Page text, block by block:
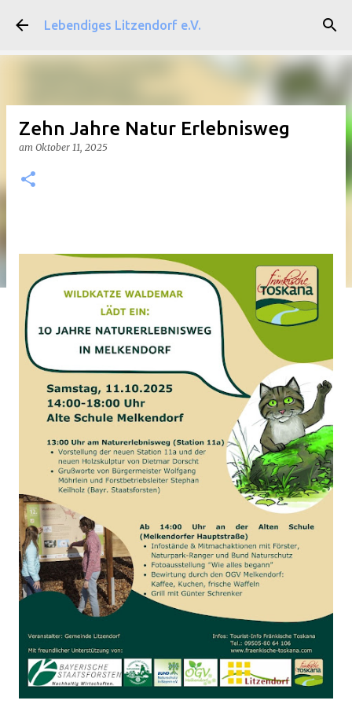
Direkt zum Hauptbereich
Lebendiges Litzendorf e.V.
Zehn Jahre Natur Erlebnisweg
am Oktober 11, 2025